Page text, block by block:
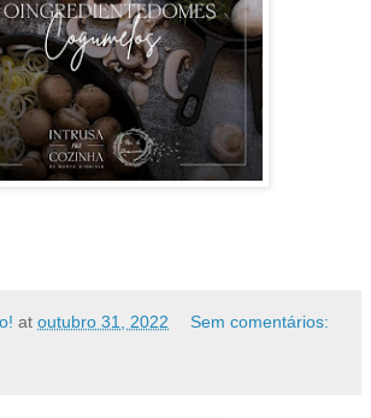
at outubro 31, 2022 Sem comentários: